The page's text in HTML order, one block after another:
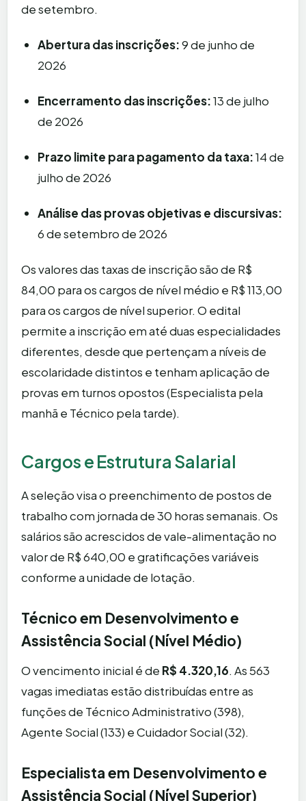
de setembro.
Abertura das inscrições:9 de junho de
2026
Encerramento das inscrições:13 de julho
de 2026
Prazo limite para pagamento da taxa:14 de
julho de 2026
Análise das provas objetivas e discursivas:
6 de setembro de 2026
Os valores das taxas de inscrição são de R$
84,00 para os cargos de nível médio e R$ 113,00
para os cargos de nível superior. O edital
permite a inscrição em até duas especialidades
diferentes, desde que pertençam a níveis de
escolaridade distintos e tenham aplicação de
provas em turnos opostos (Especialista pela
manhã e Técnico pela tarde).
Cargos e Estrutura Salarial
A seleção visa o preenchimento de postos de
trabalho com jornada de 30 horas semanais. Os
salários são acrescidos de vale-alimentação no
valor de R$ 640,00 e gratificações variáveis
conforme a unidade de lotação.
Técnico em Desenvolvimento e
Assistência Social (Nível Médio)
O vencimento inicial é de R$ 4.320,16. As 563
vagas imediatas estão distribuídas entre as
funções de Técnico Administrativo (398),
Agente Social (133) e Cuidador Social (32).
Especialista em Desenvolvimento e
Assistência Social (Nível Superior)